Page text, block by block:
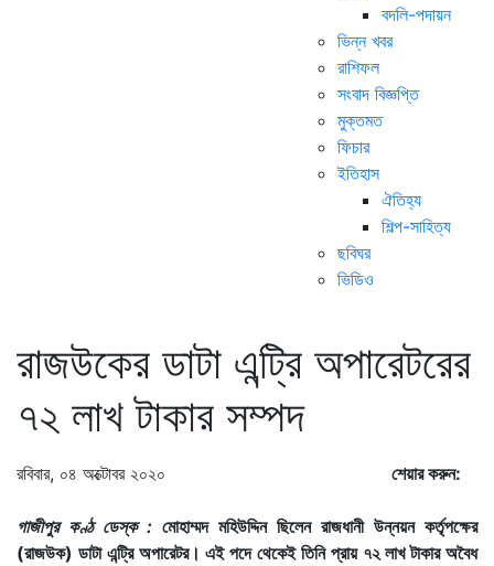
বদলি-পদায়ন
ভিন্ন খবর
রাশিফল
সংবাদ বিজ্ঞপ্তি
মুক্তমত
ফিচার
ইতিহাস
ঐতিহ্য
শিল্প-সাহিত্য
ছবিঘর
ভিডিও
রাজউকের ডাটা এন্ট্রি অপারেটরের
৭২ লাখ টাকার সম্পদ
রবিবার, ০৪ অক্টোবর ২০২০ শেয়ার করুন:
গাজীপুর কণ্ঠ ডেস্ক : মোহাম্মদ মহিউদ্দিন ছিলেন রাজধানী উন্নয়ন কর্তৃপক্ষের
(রাজউক) ডাটা এন্ট্রি অপারেটর। এই পদে থেকেই তিনি প্রায় ৭২ লাখ টাকার অবৈধ